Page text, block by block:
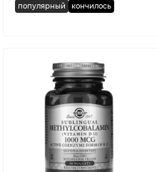
популярный кончилось